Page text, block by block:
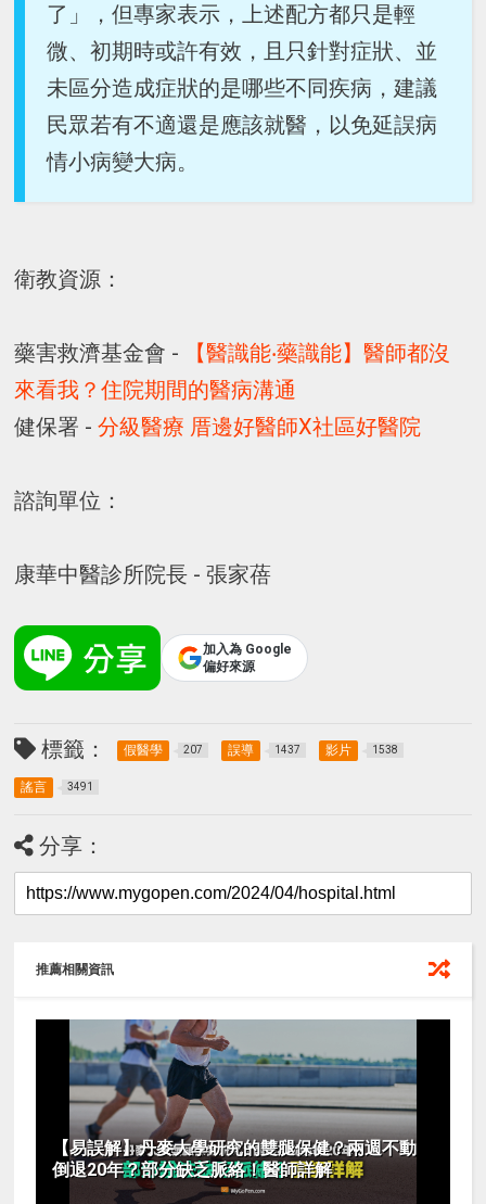
了」，但專家表示，上述配方都只是輕
微、初期時或許有效，且只針對症狀、並
未區分造成症狀的是哪些不同疾病，建議
民眾若有不適還是應該就醫，以免延誤病
情小病變大病。
衛教資源：
藥害救濟基金會 -
【醫識能‧藥識能】醫師都沒
來看我？住院期間的醫病溝通
健保署 -分級醫療 厝邊好醫師X社區好醫院
諮詢單位：
康華中醫診所院長 - 張家蓓
加入為 Google
偏好來源
標籤： 假醫學 207 誤導 1437 影片 1538
謠言 3491
分享：
推薦相關資訊
【易誤解】丹麥大學研究的雙腿保健？兩週不動
倒退20年？部分缺乏脈絡！醫師詳解